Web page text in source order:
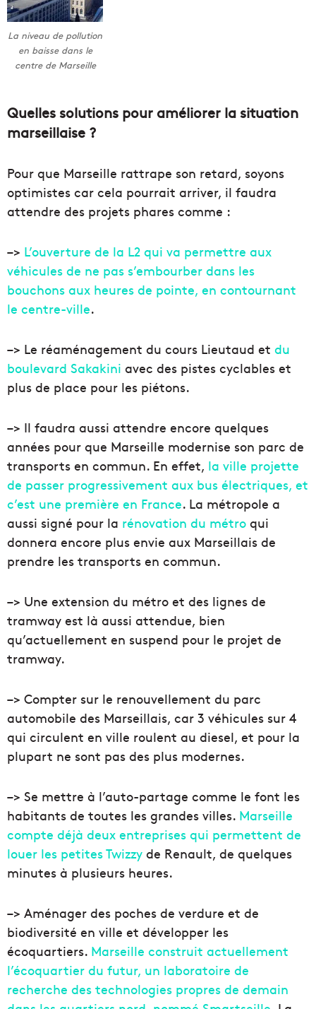
La niveau de pollution
en baisse dans le
centre de Marseille
Quelles solutions pour améliorer la situation
marseillaise ?
Pour que Marseille rattrape son retard, soyons
optimistes car cela pourrait arriver, il faudra
attendre des projets phares comme :
–> L’ouverture de la L2 qui va permettre aux
véhicules de ne pas s’embourber dans les
bouchons aux heures de pointe, en contournant
le centre-ville.
–> Le réaménagement du cours Lieutaud et du
boulevard Sakakini avec des pistes cyclables et
plus de place pour les piétons.
–> Il faudra aussi attendre encore quelques
années pour que Marseille modernise son parc de
transports en commun. En effet, la ville projette
de passer progressivement aux bus électriques, et
c’est une première en France. La métropole a
aussi signé pour la rénovation du métro qui
donnera encore plus envie aux Marseillais de
prendre les transports en commun.
–> Une extension du métro et des lignes de
tramway est là aussi attendue, bien
qu’actuellement en suspend pour le projet de
tramway.
–> Compter sur le renouvellement du parc
automobile des Marseillais, car 3 véhicules sur 4
qui circulent en ville roulent au diesel, et pour la
plupart ne sont pas des plus modernes.
–> Se mettre à l’auto-partage comme le font les
habitants de toutes les grandes villes. Marseille
compte déjà deux entreprises qui permettent de
louer les petites Twizzy de Renault, de quelques
minutes à plusieurs heures.
–> Aménager des poches de verdure et de
biodiversité en ville et développer les
écoquartiers. Marseille construit actuellement
l’écoquartier du futur, un laboratoire de
recherche des technologies propres de demain